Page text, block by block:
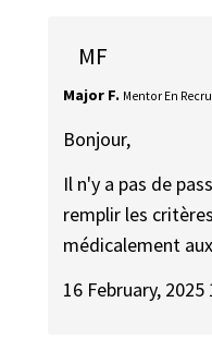
MF
Major F. Mentor En
Bonjour,
Il n'y a pas de
remplir les
médicalement
16 February, 2025